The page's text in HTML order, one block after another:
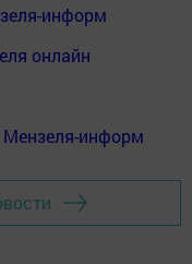
информ
онлайн
Мензеля-информ